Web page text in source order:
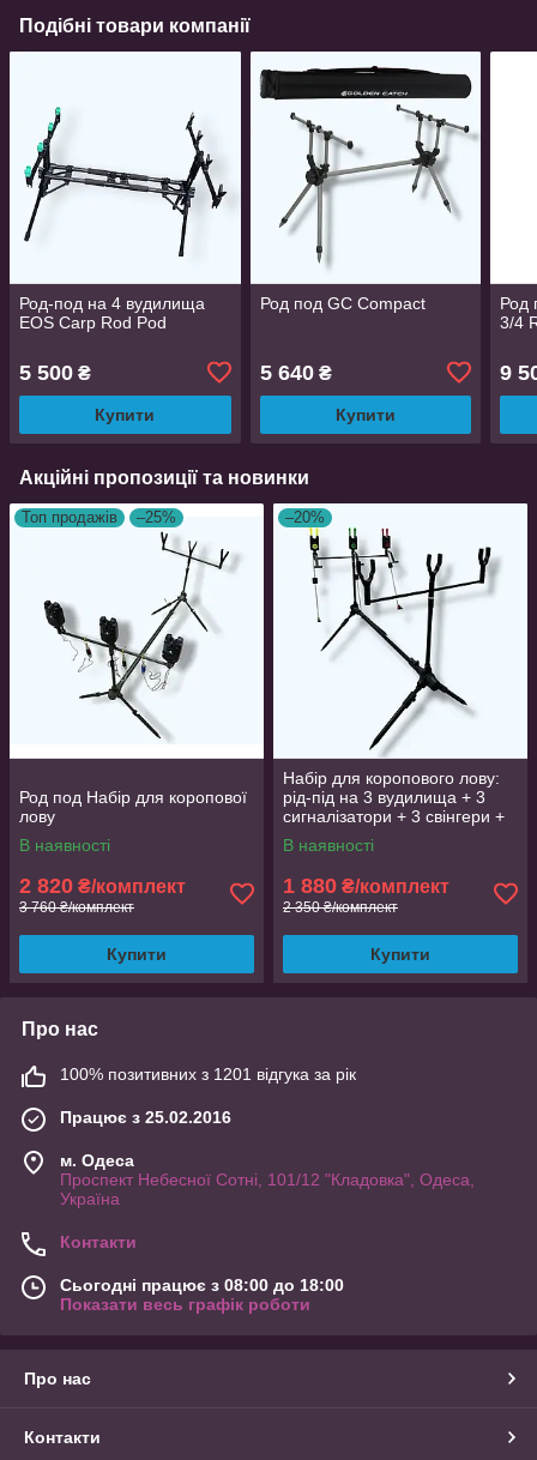
Подібні товари компанії
Род-под на 4 вудилища
EOS Carp Rod Pod
5 500 ₴
Купити
Род под GC Compact
5 640₴
Купити
Род
3/4
9
Акційні пропозиції та новинки
Топ продажів –25%
Род под Набір для коропової
лову
В наявності
2 820 ₴/комплект
3 760 ₴/комплект
Купити
–20%
Набір для коропового лову:
рід-під на 3 вудилища + 3
сигналізатори + 3 свінгери +
чохол
В наявності
1 880 ₴/комплект
2 350 ₴/комплект
Купити
Про нас
100% позитивних з 1201 відгука за рік
Працює з 25.02.2016
м. Одеса
Проспект Небесної Сотні, 101/12 "Кладовка", Одеса,
Україна
Контакти
Сьогодні працює з 08:00 до 18:00
Показати весь графік роботи
Про нас
Контакти